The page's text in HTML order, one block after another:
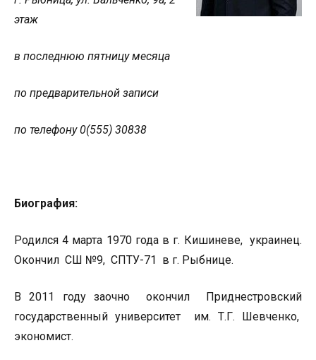
этаж
в последнюю пятницу месяца
по предварительной записи
по телефону0(555) 30838
Биография:
Родился 4 марта 1970 года в г. Кишиневе, украинец.
Окончил СШ №9, СПТУ-71 в г. Рыбнице.
В 2011 году заочно окончил Приднестровский
государственный университет им. Т.Г. Шевченко,
экономист.